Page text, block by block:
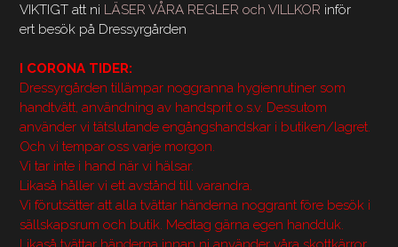
VIKTIGT att ni LÄSER VÅRA REGLER och VILLKOR inför
ert besök på Dressyrgården
I CORONA TIDER:
Dressyrgården tillämpar noggranna hygienrutiner som
handtvätt, användning av handsprit o.s.v. Dessutom
använder vi tätslutande engångshandskar i butiken/lagret.
Och vi tempar oss varje morgon.
Vi tar inte i hand när vi hälsar.
Likaså håller vi ett avstånd till varandra.
Vi förutsätter att alla tvättar händerna noggrant före besök i
sällskapsrum och butik. Medtag gärna egen handduk.